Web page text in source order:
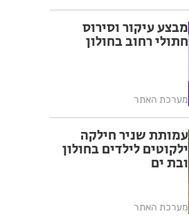
מבצע עיקור וסירוס
חתולי רחוב בחולון
מערכת האתר
עמותת שניר חילקה
ילקוטים לילדים בחולון
ובת ים
מערכת האתר